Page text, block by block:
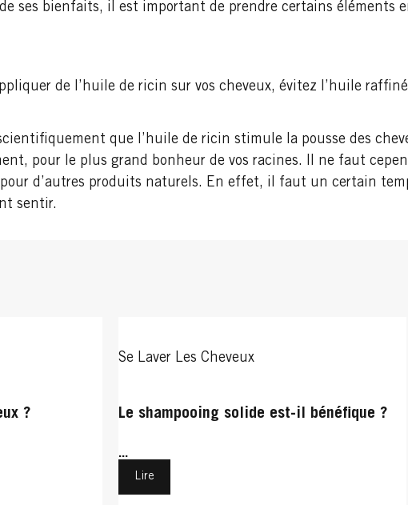
ses bienfaits, il est important de prendre certains éléments
de l’huile de ricin sur vos cheveux, évitez l’huile
que l’huile de ricin stimule la pousse des
pour le plus grand bonheur de vos racines. Il ne faut
d’autres produits naturels. En effet, il faut un certain
sentir.
?
Se Laver Les Cheveux
Le shampooing solide est-il bénéfique ?
...
Lire